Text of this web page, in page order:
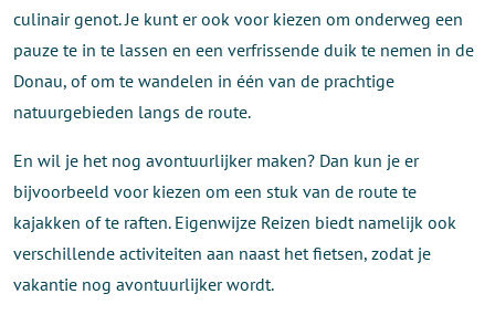
culinair genot. Je kunt er ook voor kiezen om onderweg een
pauze te in te lassen en een verfrissende duik te nemen in de
Donau, of om te wandelen in één van de prachtige
natuurgebieden langs de route.
En wil je het nog avontuurlijker maken? Dan kun je er
bijvoorbeeld voor kiezen om een stuk van de route te
kajakken of te raften. Eigenwijze Reizen biedt namelijk ook
verschillende activiteiten aan naast het fietsen, zodat je
vakantie nog avontuurlijker wordt.